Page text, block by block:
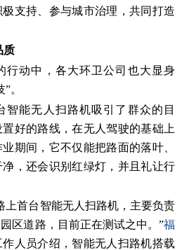
支持、参与城市治理，共同打造
质
行动中，各大环卫公司也大显身
。
智能无人扫路机吸引了群众的目
好的路线，在无人驾驶的基础上
期间，它不仅能把路面的落叶、
，还会识别红绿灯，并且礼让行
上首台智能无人扫路机，主要负责
区道路，目前正在测试之中。”福
人员介绍，智能无人扫路机搭载